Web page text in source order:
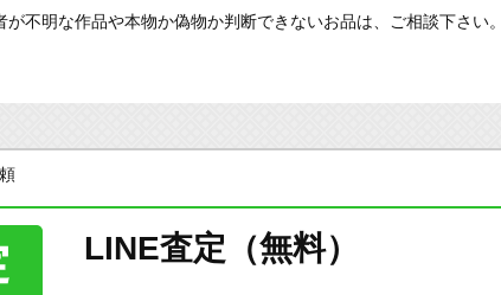
が不明な作品や本物か偽物か判断できないお品は、ご相談下さい
LINE査定（無料）